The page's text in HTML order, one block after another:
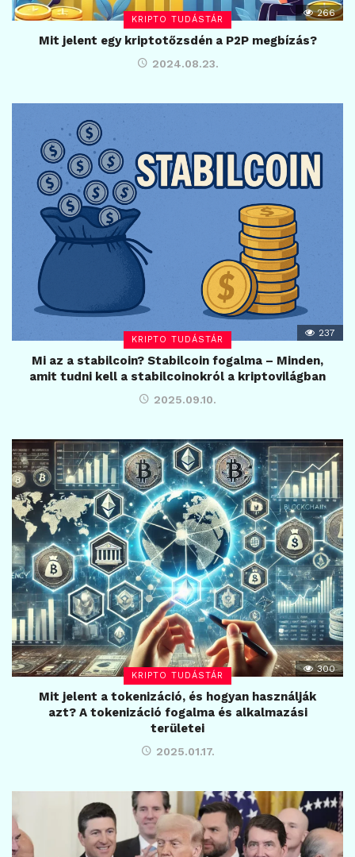
KRIPTO TUDÁSTÁR
266
Mit jelent egy kriptotőzsdén a P2P megbízás?
2024.08.23.
KRIPTO TUDÁSTÁR
237
Mi az a stabilcoin? Stabilcoin fogalma – Minden,
amit tudni kell a stabilcoinokról a kriptovilágban
2025.09.10.
KRIPTO TUDÁSTÁR
300
Mit jelent a tokenizáció, és hogyan használják
azt? A tokenizáció fogalma és alkalmazási
területei
2025.01.17.